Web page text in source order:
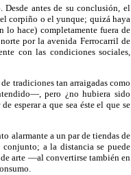
antes de su conclusión, el
corpiño o el yunque; quizá haya
lo hace) completamente fuera de
por la avenida Ferrocarril de
con las condiciones sociales,
tradiciones tan arraigadas como
pero ¿no hubiera sido
esperar a que sea éste el que se
alarmante a un par de tiendas de
a la distancia se puede
arte —al convertirse también en